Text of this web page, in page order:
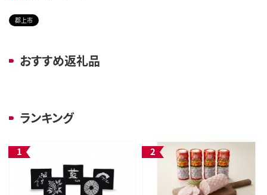
郡上市
おすすめ返礼品
ランキング